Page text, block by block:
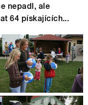
nepadl, ale
64 pískajících...